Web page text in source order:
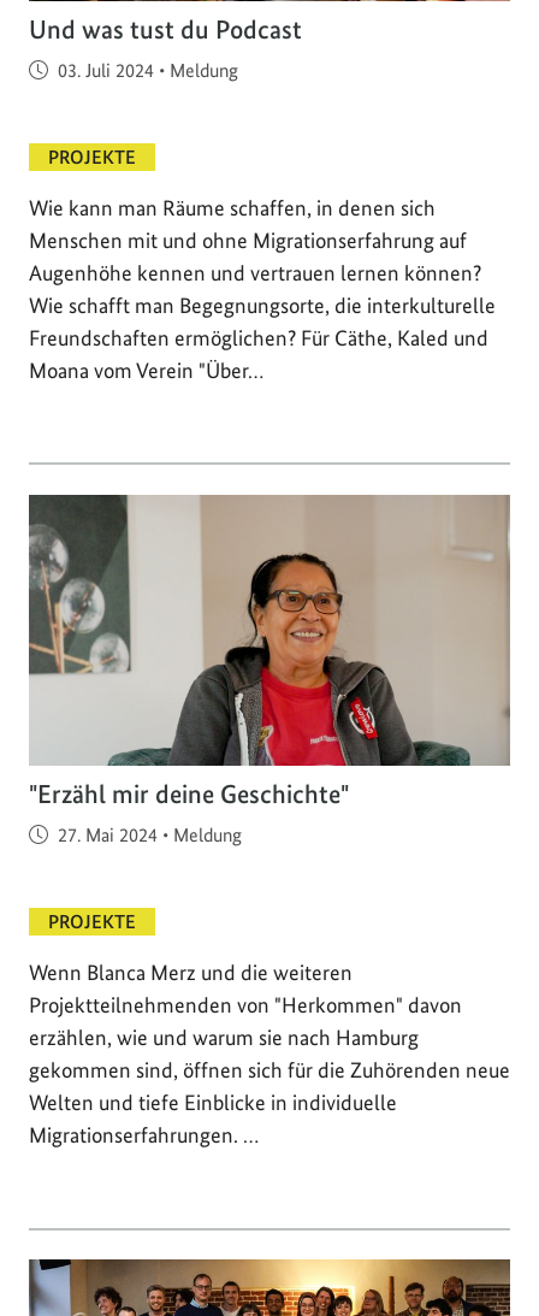
Und was tust du Podcast
Veröffentlicht am
03. Juli 2024 • Meldung
PROJEKTE
Wie kann man Räume schaffen, in denen sich
Menschen mit und ohne Migrationserfahrung auf
Augenhöhe kennen und vertrauen lernen können?
Wie schafft man Begegnungsorte, die interkulturelle
Freundschaften ermöglichen? Für Cäthe, Kaled und
Moana vom Verein "Über…
"Erzähl mir deine Geschichte"
Veröffentlicht am
27. Mai 2024 • Meldung
PROJEKTE
Wenn Blanca Merz und die weiteren
Projektteilnehmenden von "Herkommen" davon
erzählen, wie und warum sie nach Hamburg
gekommen sind, öffnen sich für die Zuhörenden neue
Welten und tiefe Einblicke in individuelle
Migrationserfahrungen. …